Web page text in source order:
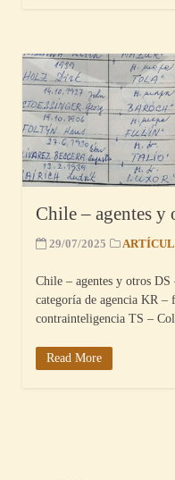
Chile – agentes y
29/07/2025
Chile – agentes y otros
categoría de agencia KR –
contrainteligencia TS –
Read More